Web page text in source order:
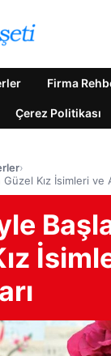
Firma
Çerez Politikası
›
Kız İsimleri ve